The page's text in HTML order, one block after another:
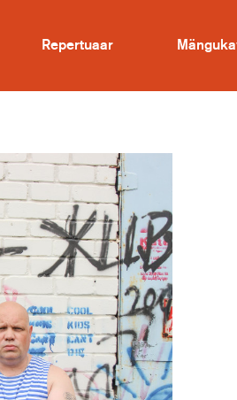
Repertuaar